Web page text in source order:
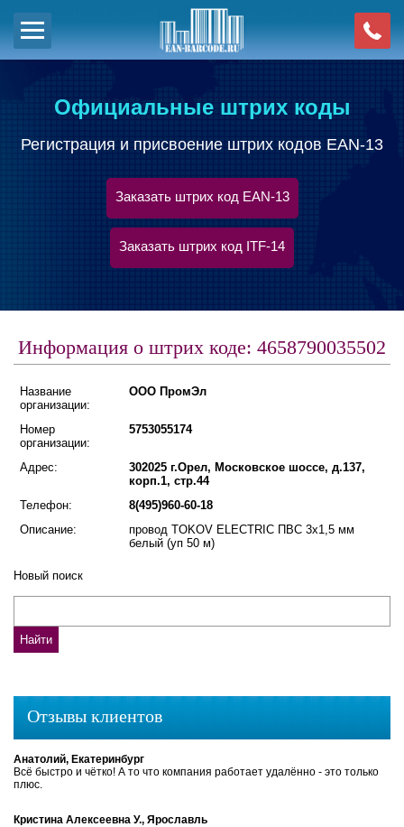
Официальные штрих коды
Регистрация и присвоение штрих кодов EAN-13
Заказать штрих код EAN-13
Заказать штрих код ITF-14
Информация о штрих коде: 4658790035502
Название
организации:
ООО ПромЭл
Номер
организации:
5753055174
Адрес:
302025 г.Орел, Московское шоссе, д.137,
корп.1, стр.44
Телефон:
8(495)960-60-18
Описание:
провод TOKOV ELECTRIC ПВС 3х1,5 мм
белый (уп 50 м)
Новый поиск
Отзывы клиентов
Анатолий, Екатеринбург
Всё быстро и чётко! А то что компания работает удалённо - это только
плюс.
Кристина Алексеевна У., Ярославль